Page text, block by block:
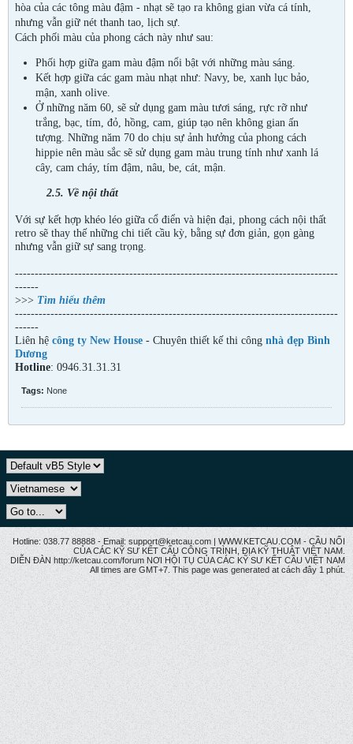
hòa của các tông màu đậm - nhạt sẽ tạo ra không gian vừa cá tính,
nhưng vẫn giữ nét thanh tao, lịch sự.
Cách phối màu của phong cách này như sau:
Phối hợp giữa gam màu đậm nổi bật với những màu sáng.
Kết hợp giữa các gam màu nhạt như: Navy, be, xanh lục bảo,
mận, xanh olive.
Ở những năm 60, sẽ sử dụng gam màu tươi sáng, rực rỡ như
trắng, bạc, tím, đỏ, hồng, cam, giúp tạo nên không gian ấn
tượng. Những năm 70 do chịu sự ảnh hưởng của phong cách
hippie nên màu sắc sẽ sử dụng gam màu trung tính như xanh lá
cây, cam cháy, tím đậm, nâu, be, cát, mận.
2.5. Về nội thất
Với sự kết hợp khéo léo giữa cổ điển và hiện đại, phong cách nội thất
retro sẽ thay thế những chi tiết cầu kỳ, bằng sự đơn giản, gọn gàng
nhưng vẫn giữ sự sang trọng.
----------------------------------------------------------------------------------
------
>>> Tìm hiểu thêm
----------------------------------------------------------------------------------
------
Liên hệ công ty New House - Chuyên thiết kế thi công nhà đẹp Bình
Dương
Hotline: 0946.31.31.31
Tags: None
Hotline: 038.77 88888 - Email: support@ketcau.com | WWW.KETCAU.COM - CẦU NỐI
CỦA CÁC KỸ SƯ KẾT CẤU CÔNG TRÌNH, ĐỊA KỸ THUẬT VIỆT NAM.
DIỄN ĐÀN http://ketcau.com/forum NƠI HỘI TỤ CỦA CÁC KỸ SƯ KẾT CÂU VIỆT NAM
All times are GMT+7. This page was generated at cách đây 1 phút.